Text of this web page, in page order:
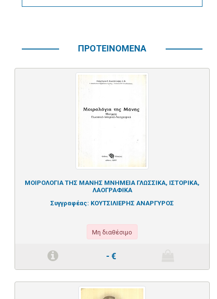
ΠΡΟΤΕΙΝΟΜΕΝΑ
ΜΟΙΡΟΛΟΓΙΑ ΤΗΣ ΜΑΝΗΣ ΜΝΗΜΕΙΑ ΓΛΩΣΣΙΚΑ, ΙΣΤΟΡΙΚΑ,
ΛΑΟΓΡΑΦΙΚΑ
Συγγραφέας: ΚΟΥΤΣΙΛΙΕΡΗΣ ΑΝΑΡΓΥΡΟΣ
Μη διαθέσιμο
- €